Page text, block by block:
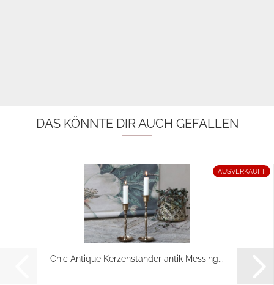
DAS KÖNNTE DIR AUCH GEFALLEN
AUSVERKAUFT
Chic Antique Kerzenständer antik Messing...